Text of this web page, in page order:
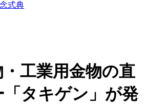
式典
工業用金物の直
「タキゲン」が発